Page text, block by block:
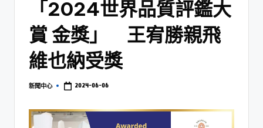
「2024世界品質評鑑大
賞 金獎」 王宥勝親飛
維也納受獎
新聞中心 2024-06-06